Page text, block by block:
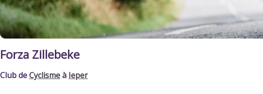
Forza Zillebeke
Club deCyclismeà Ieper